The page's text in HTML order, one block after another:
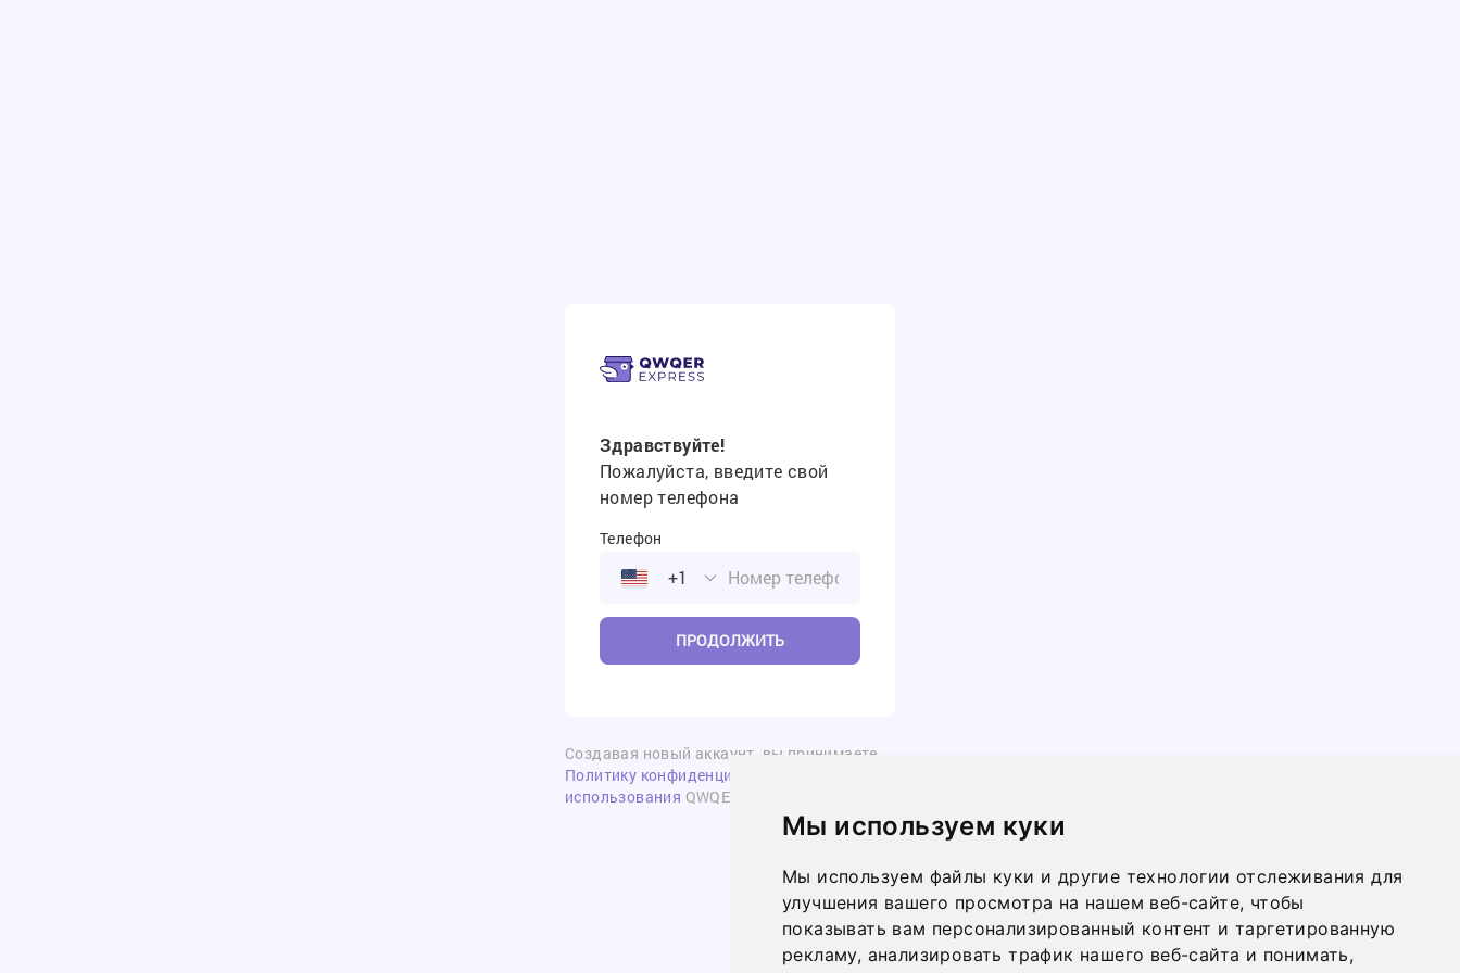
Мы используем куки
Мы используем файлы куки и другие технологии отслеживания для
улучшения вашего просмотра на нашем веб-сайте, чтобы
показывать вам персонализированный контент и таргетированную
рекламу, анализировать трафик нашего веб-сайта и понимать,
Здравствуйте!
Пожалуйста, введите свой
номер телефона
Телефон
+1
ПРОДОЛЖИТЬ
Создавая новый аккаунт, вы принимаете
Политику конфиденциальности
использования QWQER'a